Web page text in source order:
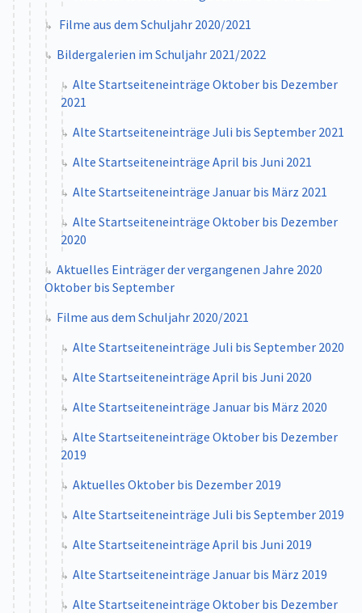
Filme aus dem Schuljahr 2020/2021
Bildergalerien im Schuljahr 2021/2022
Alte Startseiteneinträge Oktober bis Dezember
2021
Alte Startseiteneinträge Juli bis September 2021
Alte Startseiteneinträge April bis Juni 2021
Alte Startseiteneinträge Januar bis März 2021
Alte Startseiteneinträge Oktober bis Dezember
2020
Aktuelles Einträger der vergangenen Jahre 2020
Oktober bis September
Filme aus dem Schuljahr 2020/2021
Alte Startseiteneinträge Juli bis September 2020
Alte Startseiteneinträge April bis Juni 2020
Alte Startseiteneinträge Januar bis März 2020
Alte Startseiteneinträge Oktober bis Dezember
2019
Aktuelles Oktober bis Dezember 2019
Alte Startseiteneinträge Juli bis September 2019
Alte Startseiteneinträge April bis Juni 2019
Alte Startseiteneinträge Januar bis März 2019
Alte Startseiteneinträge Oktober bis Dezember